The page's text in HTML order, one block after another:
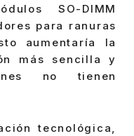
SO-DIMM
para ranuras
aumentaría la
más sencilla y
no tienen
tecnológica,